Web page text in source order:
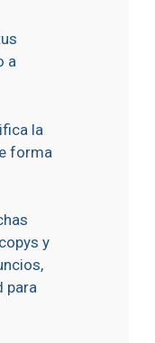
a
la
forma
y
para